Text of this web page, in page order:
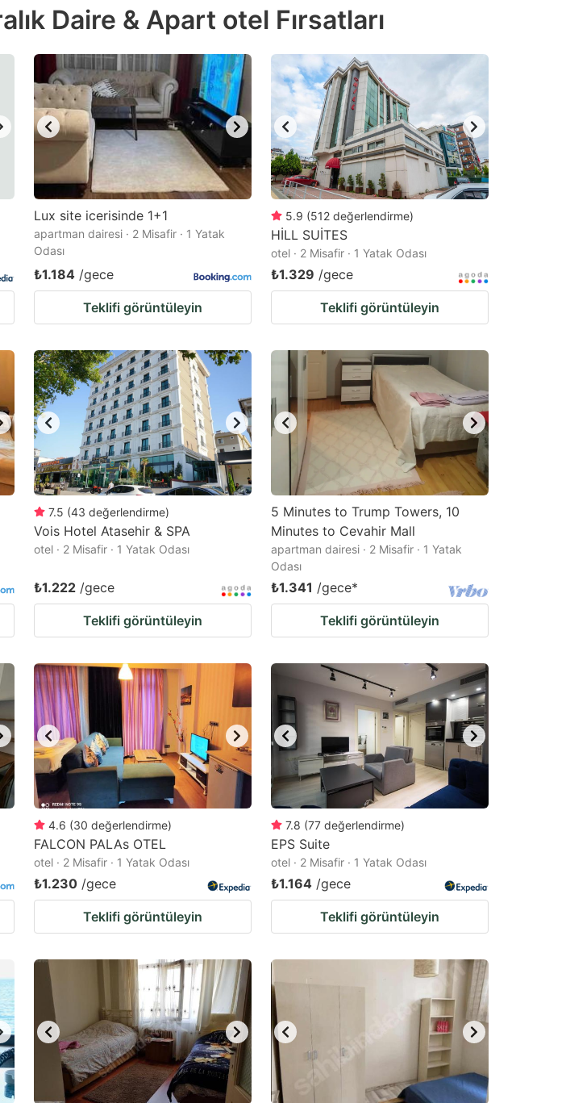
Daire & Apart otel Fırsatları
Lux site icerisinde 1+1
apartman dairesi · 2 Misafir · 1 Yatak
Odası
₺1.184 /gece
Teklifi görüntüleyin
5.9 (512 değerlendirme)
HİLL SUİTES
otel · 2 Misafir · 1 Yatak Odası
₺1.329 /gece
Teklifi görüntüleyin
7.5 (43 değerlendirme)
Vois Hotel Atasehir & SPA
otel · 2 Misafir · 1 Yatak Odası
₺1.222 /gece
Teklifi görüntüleyin
5 Minutes to Trump Towers, 10
Minutes to Cevahir Mall
apartman dairesi · 2 Misafir · 1 Yatak
Odası
₺1.341 /gece*
Teklifi görüntüleyin
4.6 (30 değerlendirme)
FALCON PALAs OTEL
otel · 2 Misafir · 1 Yatak Odası
₺1.230 /gece
Teklifi görüntüleyin
7.8 (77 değerlendirme)
EPS Suite
otel · 2 Misafir · 1 Yatak Odası
₺1.164 /gece
Teklifi görüntüleyin